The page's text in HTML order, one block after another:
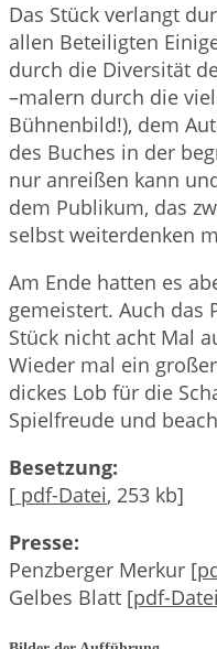
Das Stück verlangt
allen Beteiligten
durch die Diversität
–malern durch die
Bühnenbild!), dem
des Buches in der
nur anreißen kann
dem Publikum, das
selbst weiterdenken
Am Ende hatten es
gemeistert. Auch das
Stück nicht acht Mal
Wieder mal ein
dickes Lob für die
Spielfreude und
Besetzung:
[ pdf-Datei, 253 kb]
Presse:
Penzberger Merkur [
Gelbes Blatt [pdf-